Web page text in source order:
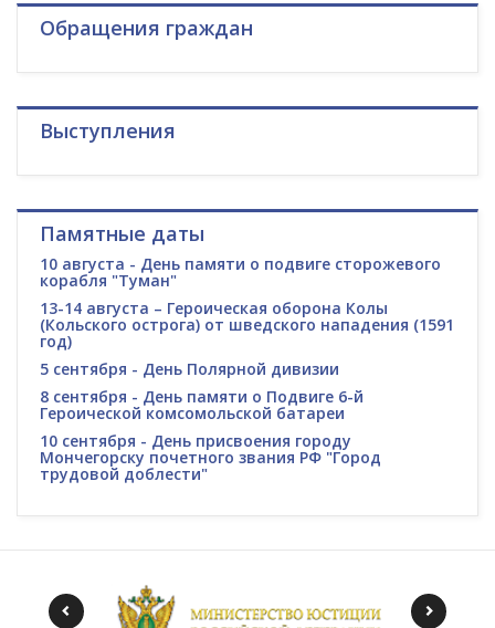
Обращения граждан
Выступления
Памятные даты
10 августа - День памяти о подвиге сторожевого
корабля "Туман"
13-14 августа – Героическая оборона Колы
(Кольского острога) от шведского нападения (1591
год)
5 сентября - День Полярной дивизии
8 сентября - День памяти о Подвиге 6-й
Героической комсомольской батареи
10 сентября - День присвоения городу
Мончегорску почетного звания РФ "Город
трудовой доблести"